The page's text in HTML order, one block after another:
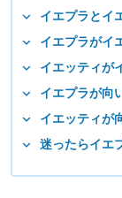
イエプラとイ
イエプラがイ
イエッティが
イエプラが向
イエッティが
迷ったらイエ